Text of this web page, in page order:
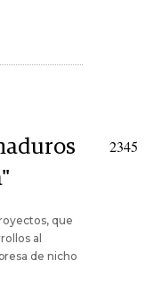
que
al
de nicho
2345